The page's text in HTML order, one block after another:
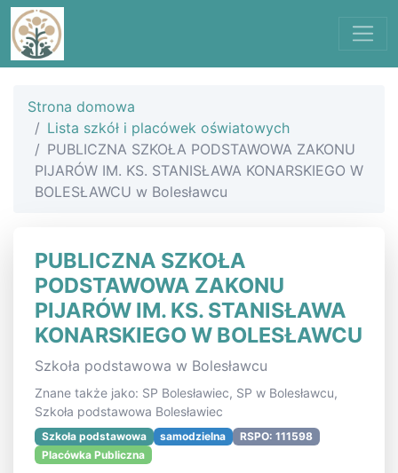
Strona domowa
Lista szkół i placówek oświatowych
PUBLICZNA SZKOŁA PODSTAWOWA ZAKONU
PIJARÓW IM. KS. STANISŁAWA KONARSKIEGO W
BOLESŁAWCU w Bolesławcu
PUBLICZNA SZKOŁA
PODSTAWOWA ZAKONU
PIJARÓW IM. KS. STANISŁAWA
KONARSKIEGO W BOLESŁAWCU
Szkoła podstawowa w Bolesławcu
Znane także jako: SP Bolesławiec, SP w Bolesławcu,
Szkoła podstawowa Bolesławiec
Szkoła podstawowa samodzielna
RSPO: 111598
Placówka Publiczna